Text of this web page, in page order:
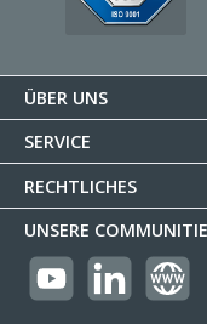
ÜBER UNS
SERVICE
RECHTLICHES
UNSERE
https://youtube.com/
LinkedIn Website